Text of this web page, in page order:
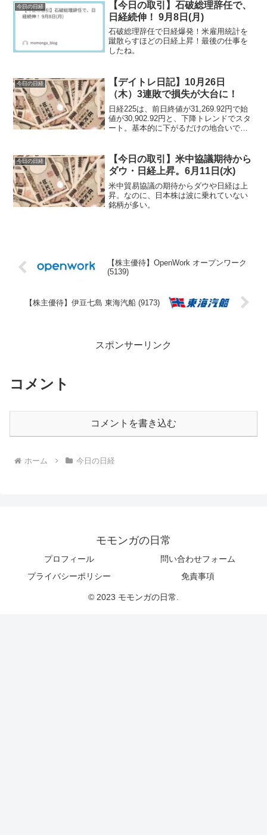
融緩和の期待が
今日の日経
【今日の取引】石破総理辞任で、
日経続伸！ 9月8日(月)
石破総理辞任で日経爆発！米雇用統計を
蹴散らすほどの日経上昇！最後の仕事を
したね。
今日の日経
【デイトレ日記】10月26日
（木）3連敗で損失が大台に！
日経225は、前日終値が31,269.92円で始
値が30,902.92円と、下降トレンドでスタ
ート。基本的に下がるだけの地合いで
少ない。
今日の日経
【今日の取引】米中協議期待から
ダウ・日経上昇。6月11日(水)
米中貿易協議の期待からダウや日経は上
昇。なのに、日本株は波に乗れていない
銘柄が多い。
【株主優待】OpenWork オープンワーク
(5139)
【株主優待】伊豆七島 東海汽船 (9173)
スポンサーリンク
コメント
コメントを書き込む
ホーム 今日の日経
モモンガの日常
プロフィール
問い合わせフォーム
プライバシーポリシー
免責事項
© 2023 モモンガの日常.